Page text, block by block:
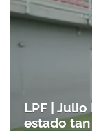
LPF |
estado